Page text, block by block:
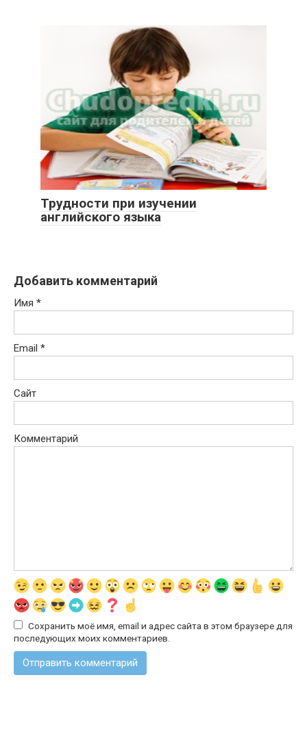
Трудности при изучении
английского языка
Добавить комментарий
Имя *
Email *
Сайт
Комментарий
Сохранить моё имя, email и адрес сайта в этом браузере для
последующих моих комментариев.